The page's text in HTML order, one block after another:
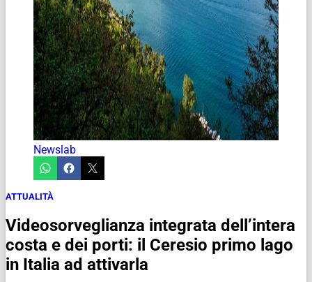
Newslab
ATTUALITÀ
Videosorveglianza integrata dell’intera
costa e dei porti: il Ceresio primo lago
in Italia ad attivarla